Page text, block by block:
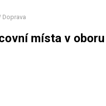
Doprava
místa v